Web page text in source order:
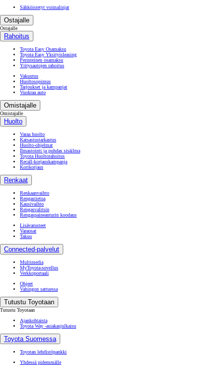
Sähköistetyt voimalinjat
Ostajalle
Ostajalle
Rahoitus
Toyota Easy Osamaksu
Toyota Easy Yksityisleasing
Perinteinen osamaksu
Yritysautojen rahoitus
Vakuutus
Huoltosopimus
Tarjoukset ja kampanjat
Vuokraa auto
Omistajalle
Omistajalle
Huolto
Varaa huolto
Katsastustarkastus
Huolto-ohjelmat
Ilmastointi ja puhdas sisäilma
Toyota Huoltorahoitus
Recall-korjauskampanja
Korikorjaus
Renkaat
Renkaanvaihto
Rengastietoa
Kausivaihto
Rengasvalitsin
Rengaspaineanturin koodaus
Lisävarusteet
Varaosat
Takuu
Connected-palvelut
Multimedia
MyToyota-sovellus
Verkkoportaali
Ohjeet
Vahingon sattuessa
Tutustu Toyotaan
Tutustu Toyotaan
Ajankohtaista
Toyota Way -asiakasjulkaisu
Toyota Suomessa
Toyotan lehdistöpankki
Yhdessä pidemmälle